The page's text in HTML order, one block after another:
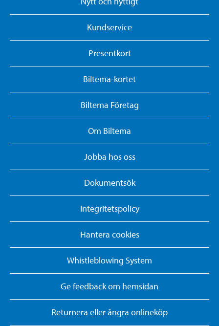
Kundservice
Presentkort
Biltema-kortet
Biltema Företag
Om Biltema
Jobba hos oss
Dokumentsök
Integritetspolicy
Hantera cookies
Whistleblowing System
Ge feedback om hemsidan
Returnera eller ångra onlineköp